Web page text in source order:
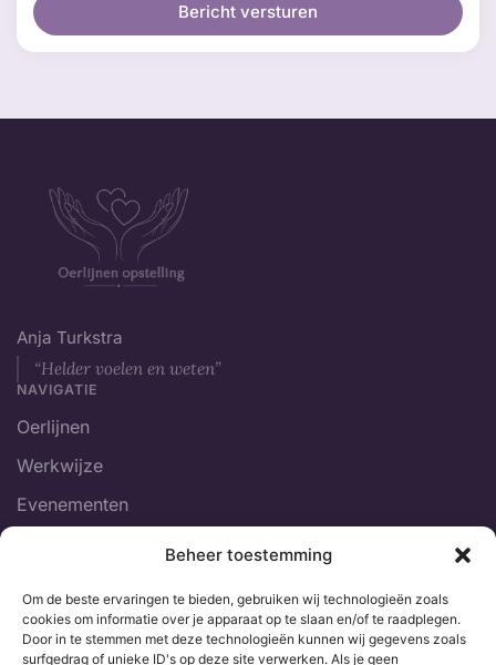
Beheer toestemming
Om de beste ervaringen te bieden, gebruiken wij technologieën zoals
cookies om informatie over je apparaat op te slaan en/of te raadplegen.
Door in te stemmen met deze technologieën kunnen wij gegevens zoals
surfgedrag of unieke ID's op deze site verwerken. Als je geen
Bericht versturen
Anja Turkstra
“Helder voelen en weten”
NAVIGATIE
Oerlijnen
Werkwijze
Evenementen
JURIDISCH
Privacybeleid